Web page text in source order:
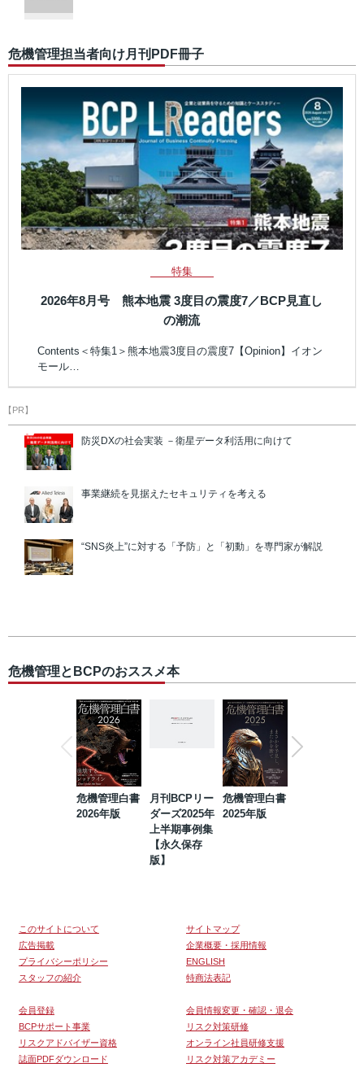
危機管理担当者向け月刊PDF冊子
特集
2026年8月号 熊本地震 3度目の震度7／BCP見直し
の潮流
Contents＜特集1＞熊本地震3度目の震度7【Opinion】イオン
モール…
【PR】
防災DXの社会実装 －衛星データ利活用に向けて
事業継続を見据えたセキュリティを考える
“SNS炎上”に対する「予防」と「初動」を専門家が解説
危機管理とBCPのおススメ本
危機管理白書
2026年版
月刊BCPリー
ダーズ2025年
上半期事例集
【永久保存
版】
危機管理白書
2025年版
このサイトについて
サイトマップ
広告掲載
企業概要・採用情報
プライバシーポリシー
ENGLISH
スタッフの紹介
特商法表記
会員登録
会員情報変更・確認・退会
BCPサポート事業
リスク対策研修
リスクアドバイザー資格
オンライン社員研修支援
誌面PDFダウンロード
リスク対策アカデミー